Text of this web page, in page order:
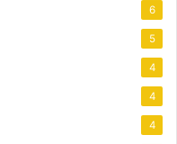
6
5
4
4
4